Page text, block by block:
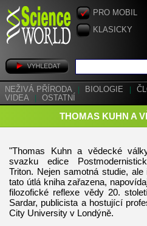
PRO MOBIL
KLASICKY
NEŽIVÁ PŘÍRODA BIOLOGIE
VIDEA
OSTATNÍ
THOMAS KUHN A
"Thomas Kuhn a vědecké
svazku edice
Triton. Nejen samotná studie,
tato útlá kniha zařazena,
filozofické reflexe vědy 20.
Sardar, publicista a hostující
City University v Londýně.